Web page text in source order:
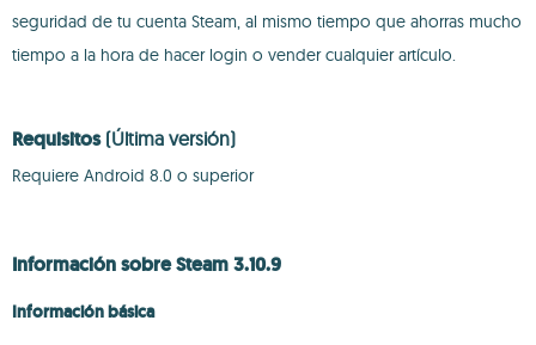
seguridad de tu cuenta Steam, al mismo tiempo que ahorras mucho
tiempo a la hora de hacer login o vender cualquier artículo.
Requisitos (Última versión)
Requiere Android 8.0 o superior
Información sobre Steam 3.10.9
Información básica